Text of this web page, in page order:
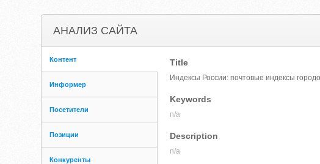
АНАЛИЗ САЙТА
Контент
Информер
Посетители
Позиции
Конкуренты
Title
Индексы России: почтовые индексы
Keywords
n/a
Description
n/a